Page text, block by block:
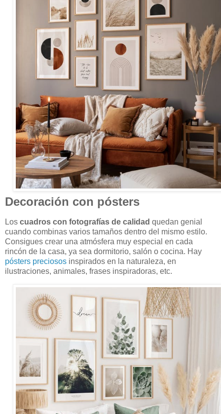
Decoración con pósters
Los cuadros con fotografías de calidad quedan genial
cuando combinas varios tamaños dentro del mismo estilo.
Consigues crear una atmósfera muy especial en cada
rincón de la casa, ya sea dormitorio, salón o cocina. Hay
pósters preciosos inspirados en la naturaleza, en
ilustraciones, animales, frases inspiradoras, etc.